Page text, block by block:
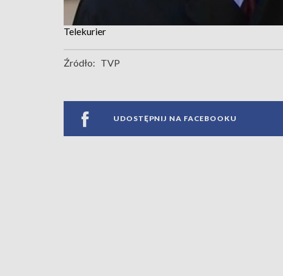
Telekurier
Źródło: TVP
UDOSTĘPNIJ NA FACEBOOKU